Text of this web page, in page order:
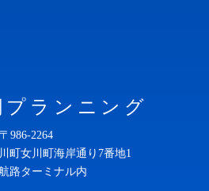
プランニング
〒986-2264
町女川町海岸通り7番地1
路ターミナル内